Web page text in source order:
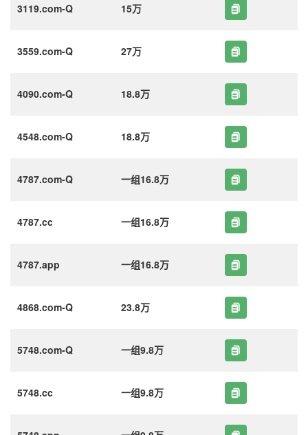
3119.com-Q 15万
3559.com-Q 27万
4090.com-Q 18.8万
4548.com-Q 18.8万
4787.com-Q 一组16.8万
4787.cc 一组16.8万
4787.app 一组16.8万
4868.com-Q 23.8万
5748.com-Q 一组9.8万
5748.cc 一组9.8万